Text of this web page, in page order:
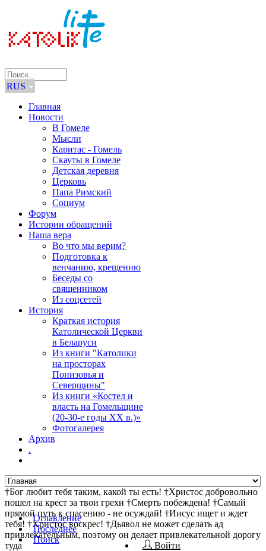
RUS
Главная
Новости
В Гомеле
Мысли
Каритас - Гомель
Скауты в Гомеле
Детская деревня
Церковь
Папа Римский
Социум
Форум
Истории обращений
Наша вера
Во что мы верим?
Подготовка к
венчанию, крещению
Беседы со
священником
Из соцсетей
История
Краткая история
Католической Церкви
в Беларуси
Из книги "Католики
на просторах
Понизовья и
Северщины"
Из книги «Костел и
власть на Гомельщине
(20-30-е годы ХХ в.)»
Фотогалерея
Архив
.
†Бог любит тебя таким, какой ты есть! †Христос добровольно
пошел на крест за твои грехи †Смерть побеждена! †Самый
прямой путь к спасению - не осуждай! †Иисус ищет и ждет
тебя! †Христос воскрес! †Дьявол не может сделать ад
привлекательным, поэтому он делает привлекательной дорогу
туда
Оглавление
Последнее
Поиск
Войти